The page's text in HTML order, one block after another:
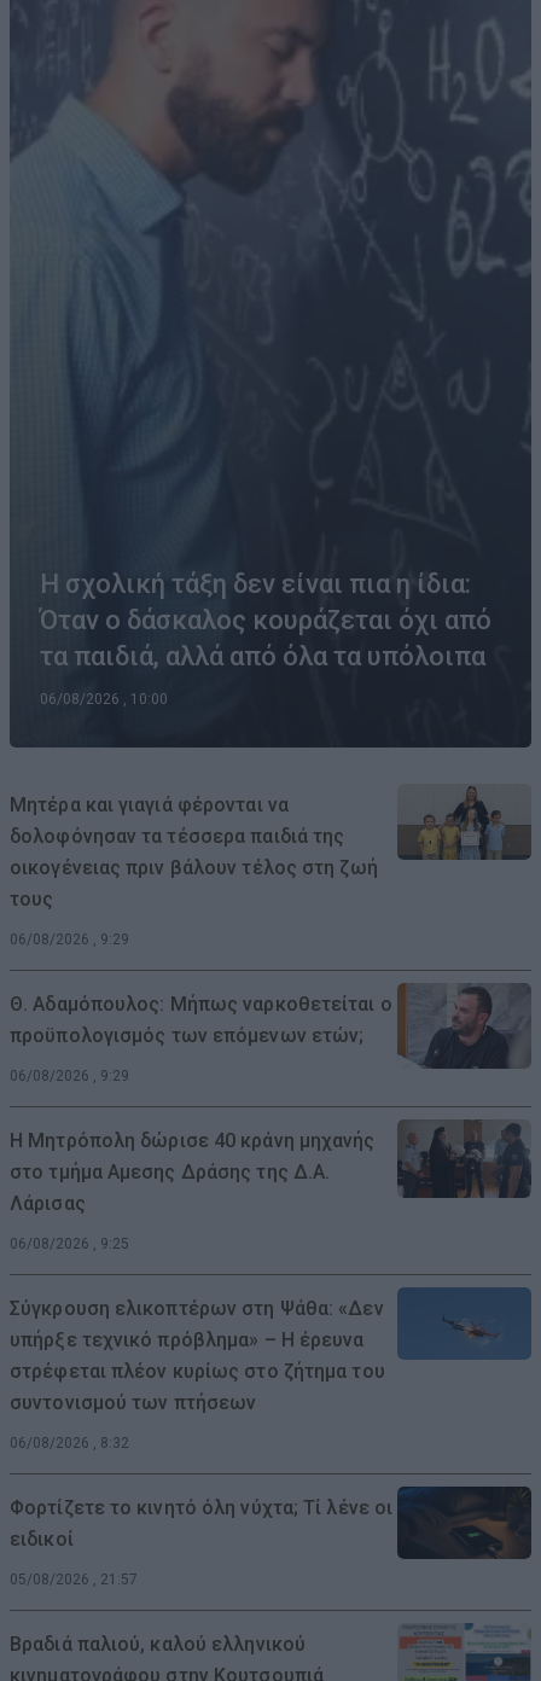
Η σχολική τάξη δεν είναι πια η ίδια:
Όταν ο δάσκαλος κουράζεται όχι από
τα παιδιά, αλλά από όλα τα υπόλοιπα
06/08/2026 , 10:00
Μητέρα και γιαγιά φέρονται να
δολοφόνησαν τα τέσσερα παιδιά της
οικογένειας πριν βάλουν τέλος στη ζωή
τους
06/08/2026 , 9:29
Θ. Αδαμόπουλος: Μήπως ναρκοθετείται ο
προϋπολογισμός των επόμενων ετών;
06/08/2026 , 9:29
Η Μητρόπολη δώρισε 40 κράνη μηχανής
στο τμήμα Αμεσης Δράσης της Δ.Α.
Λάρισας
06/08/2026 , 9:25
Σύγκρουση ελικοπτέρων στη Ψάθα: «Δεν
υπήρξε τεχνικό πρόβλημα» – Η έρευνα
στρέφεται πλέον κυρίως στο ζήτημα του
συντονισμού των πτήσεων
06/08/2026 , 8:32
Φορτίζετε το κινητό όλη νύχτα; Τί λένε οι
ειδικοί
05/08/2026 , 21:57
Βραδιά παλιού, καλού ελληνικού
κινηματογράφου στην Κουτσουπιά